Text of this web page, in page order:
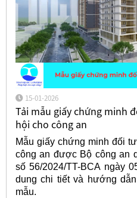
15-01-2026
Tải mẫu giấy chứng minh
hội cho công an
Mẫu giấy chứng minh đối
công an được Bộ công an
số 56/2024/TT-BCA ngày
dung chi tiết và hướng
mẫu.